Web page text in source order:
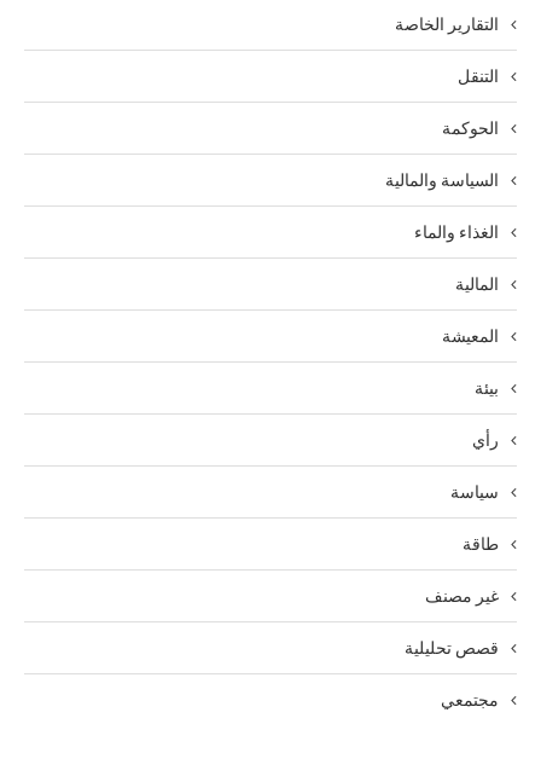
التقارير الخاصة
التنقل
الحوكمة
السياسة والمالية
الغذاء والماء
المالية
المعيشة
بيئة
رأي
سياسة
طاقة
غير مصنف
قصص تحليلية
مجتمعي